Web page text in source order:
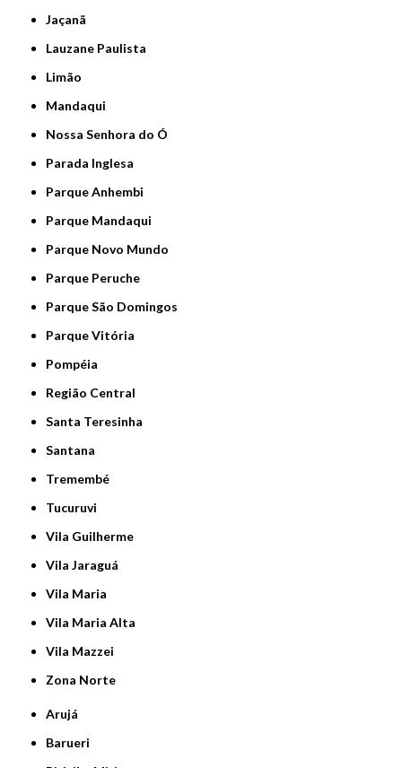
Jaçanã
Lauzane Paulista
Limão
Mandaqui
Nossa Senhora do Ó
Parada Inglesa
Parque Anhembi
Parque Mandaqui
Parque Novo Mundo
Parque Peruche
Parque São Domingos
Parque Vitória
Pompéia
Região Central
Santa Teresinha
Santana
Tremembé
Tucuruvi
Vila Guilherme
Vila Jaraguá
Vila Maria
Vila Maria Alta
Vila Mazzei
Zona Norte
Arujá
Barueri